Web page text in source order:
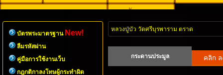
บัตรพระ
มาตรฐาน
บัตรพระมาตรฐาน New!
ลืมรหัสผ่าน
คู่มือการใช้งานเว็บ
กฎกติกาลงโทษผู้กระทำผิด
หลวงปู่บัว วัดศรีบุรพาราม ตราด
กระดานประมูล